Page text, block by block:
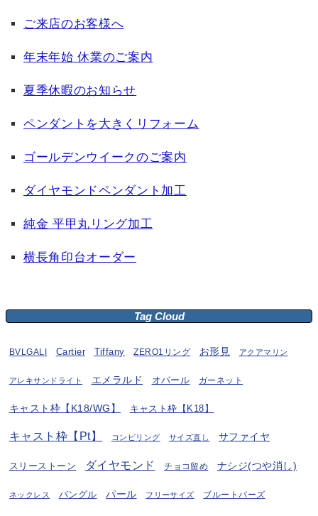
ご来店のお客様へ
年末年始 休業のご案内
夏季休暇のお知らせ
ペンダントを大きくリフォーム
ゴールデンウイークのご案内
ダイヤモンドペンダント加工
純金 平甲丸リング加工
横長角印台オーダー
Tag Cloud
BVLGALI Cartier Tiffany ZERO1リング お形見 アクアマリン
アレキサンドライト エメラルド オパール ガーネット
キャスト枠【K18/WG】 キャスト枠【K18】
キャスト枠【Pt】 コンビリング サイズ直し サファイヤ
スリーストーン ダイヤモンド チョコ留め ナシジ(つや消し)
ネックレス バングル パール フリーサイズ ブルートパーズ